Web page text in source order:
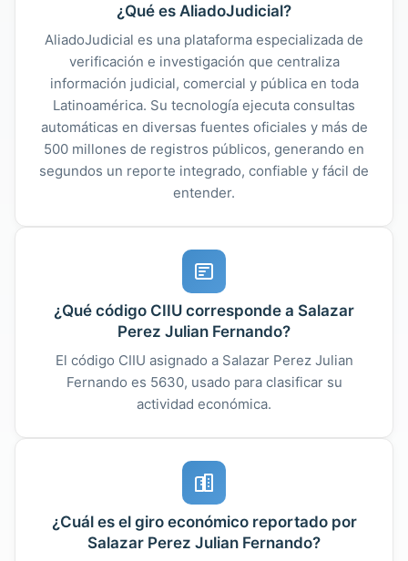
¿Qué es AliadoJudicial?
AliadoJudicial es una plataforma especializada de
verificación e investigación que centraliza
información judicial, comercial y pública en toda
Latinoamérica. Su tecnología ejecuta consultas
automáticas en diversas fuentes oficiales y más de
500 millones de registros públicos, generando en
segundos un reporte integrado, confiable y fácil de
entender.
¿Qué código CIIU corresponde a Salazar
Perez Julian Fernando?
El código CIIU asignado a Salazar Perez Julian
Fernando es 5630, usado para clasificar su
actividad económica.
¿Cuál es el giro económico reportado por
Salazar Perez Julian Fernando?